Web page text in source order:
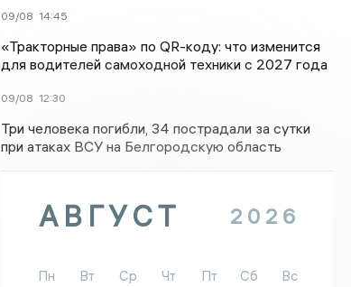
09/08 14:45
«Тракторные права» по QR-коду: что изменится
для водителей самоходной техники с 2027 года
09/08 12:30
Три человека погибли, 34 пострадали за сутки
при атаках ВСУ на Белгородскую область
АВГУСТ 2026
Пн Вт Ср Чт Пт Сб
Вс